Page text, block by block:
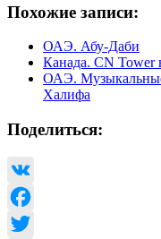
Похожие записи:
ОАЭ. Абу-Даби
Канада. CN Tower
ОАЭ.
Халифа
Поделиться:
VK
Facebook